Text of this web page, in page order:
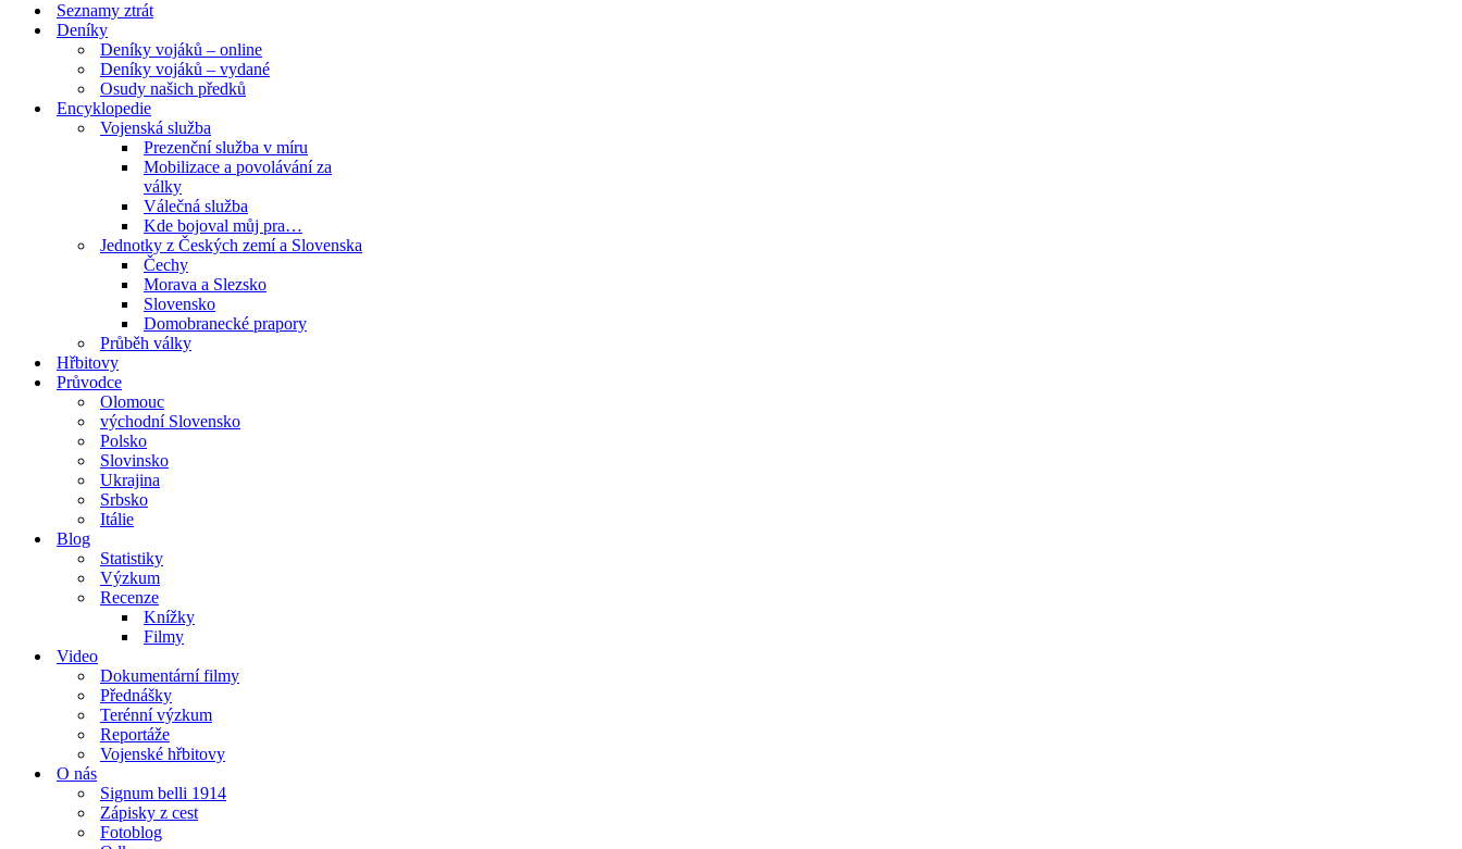
Seznamy ztrát
Deníky
Deníky vojáků – online
Deníky vojáků – vydané
Osudy našich předků
Encyklopedie
Vojenská služba
Prezenční služba v míru
Mobilizace a povolávání za
války
Válečná služba
Kde bojoval můj pra…
Jednotky z Českých zemí a Slovenska
Čechy
Morava a Slezsko
Slovensko
Domobranecké prapory
Průběh války
Hřbitovy
Průvodce
Olomouc
východní Slovensko
Polsko
Slovinsko
Ukrajina
Srbsko
Itálie
Blog
Statistiky
Výzkum
Recenze
Knížky
Filmy
Video
Dokumentární filmy
Přednášky
Terénní výzkum
Reportáže
Vojenské hřbitovy
O nás
Signum belli 1914
Zápisky z cest
Fotoblog